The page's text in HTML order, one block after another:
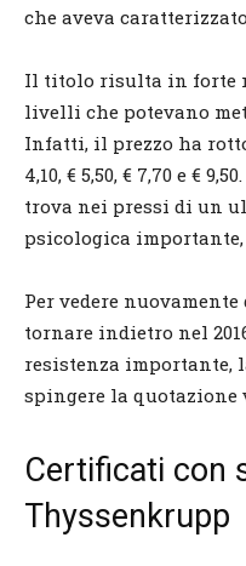
che aveva
Il titolo risulta in forte
livelli che potevano
Infatti, il prezzo ha
4,10, € 5,50, € 7,70 e €
trova nei pressi di un
psicologica importante,
Per vedere
tornare indietro nel
resistenza importante,
spingere la quotazione
Certificati con
Thyssenkrupp